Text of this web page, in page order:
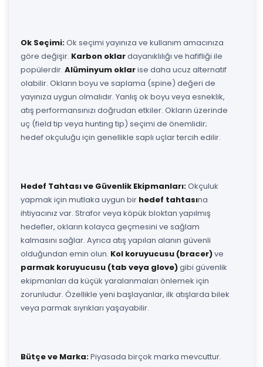
Ok Seçimi:Ok seçimi yayınıza ve kullanım amacınıza
göre değişir. Karbon oklardayanıklılığı ve hafifliği ile
popülerdir. Alüminyum oklarise daha ucuz alternatif
olabilir. Okların boyu ve saplama (spine) değeri de
yayınıza uygun olmalıdır. Yanlış ok boyu veya esneklik,
atış performansınızı doğrudan etkiler. Okların üzerinde
uç (field tip veya hunting tip) seçimi de önemlidir;
hedef okçuluğu için genellikle saplı uçlar tercih edilir.
Hedef Tahtası ve Güvenlik Ekipmanları:Okçuluk
yapmak için mutlaka uygun bir hedef tahtasına
ihtiyacınız var. Strafor veya köpük bloktan yapılmış
hedefler, okların kolayca geçmesini ve sağlam
kalmasını sağlar. Ayrıca atış yapılan alanın güvenli
olduğundan emin olun. Kol koruyucusu (bracer)ve
parmak koruyucusu (tab veya glove)gibi güvenlik
ekipmanları da küçük yaralanmaları önlemek için
zorunludur. Özellikle yeni başlayanlar, ilk atışlarda bilek
veya parmak sıyrıkları yaşayabilir.
Bütçe ve Marka:Piyasada birçok marka mevcuttur.